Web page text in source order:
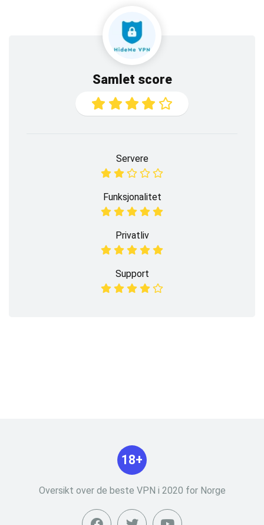
Samlet score
Servere
Funksjonalitet
Privatliv
Support
Oversikt over de beste VPN i 2020 for Norge
18+